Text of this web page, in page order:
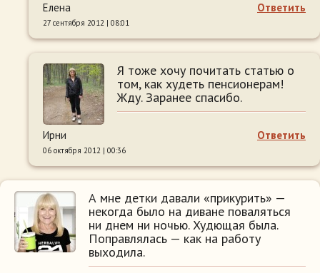
Ответить
Елена
27 сентября 2012 | 08:01
Я тоже хочу почитать статью о
том, как худеть пенсионерам!
Жду. Заранее спасибо.
Ответить
Ирни
06 октября 2012 | 00:36
А мне детки давали «прикурить» —
некогда было на диване поваляться
ни днем ни ночью. Худющая была.
Поправлялась — как на работу
выходила.